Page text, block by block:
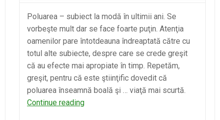
Poluarea – subiect la modă în ultimii ani. Se
vorbeşte mult dar se face foarte puţin. Atenţia
oamenilor pare întotdeauna îndreaptată către cu
totul alte subiecte, despre care se crede greşit
că au efecte mai apropiate în timp. Repetăm,
greşit, pentru că este ştiinţific dovedit că
poluarea înseamnă boală şi … viaţă mai scurtă.
Continue readingPoluarea